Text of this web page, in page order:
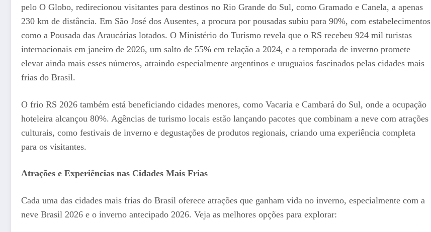
pelo O Globo, redirecionou visitantes para destinos no Rio Grande do Sul, como Gramado e Canela, a apenas
230 km de distância. Em São José dos Ausentes, a procura por pousadas subiu para 90%, com estabelecimentos
como a Pousada das Araucárias lotados. O Ministério do Turismo revela que o RS recebeu 924 mil turistas
internacionais em janeiro de 2026, um salto de 55% em relação a 2024, e a temporada de inverno promete
elevar ainda mais esses números, atraindo especialmente argentinos e uruguaios fascinados pelas cidades mais
frias do Brasil.
O frio RS 2026 também está beneficiando cidades menores, como Vacaria e Cambará do Sul, onde a ocupação
hoteleira alcançou 80%. Agências de turismo locais estão lançando pacotes que combinam a neve com atrações
culturais, como festivais de inverno e degustações de produtos regionais, criando uma experiência completa
para os visitantes.
Atrações e Experiências nas Cidades Mais Frias
Cada uma das cidades mais frias do Brasil oferece atrações que ganham vida no inverno, especialmente com a
neve Brasil 2026 e o inverno antecipado 2026. Veja as melhores opções para explorar: